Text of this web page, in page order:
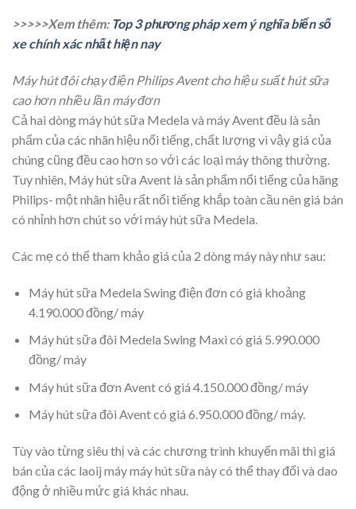
>>>>>Xem thêm: Top 3 phương pháp xem ý nghĩa biển số
xe chính xác nhất hiện nay
Máy hút đôi chạy điện Philips Avent cho hiệu suất hút sữa
cao hơn nhiều lần máy đơn
Cả hai dòng máy hút sữa Medela và máy Avent đều là sản
phẩm của các nhãn hiệu nổi tiếng, chất lượng vì vậy giá của
chúng cũng đều cao hơn so với các loại máy thông thường.
Tuy nhiên, Máy hút sữa Avent là sản phẩm nổi tiếng của hãng
Philips- một nhãn hiệu rất nổi tiếng khắp toàn cầu nên giá bán
có nhỉnh hơn chút so với máy hút sữa Medela.
Các mẹ có thể tham khảo giá của 2 dòng máy này như sau:
Máy hút sữa Medela Swing điện đơn có giá khoảng
4.190.000 đồng/ máy
Máy hút sữa đôi Medela Swing Maxi có giá 5.990.000
đồng/ máy
Máy hút sữa đơn Avent có giá 4.150.000 đồng/ máy
Máy hút sữa đôi Avent có giá 6.950.000 đồng/ máy.
Tùy vào từng siêu thị và các chương trình khuyến mãi thì giá
bán của các laoij máy máy hút sữa này có thể thay đổi và dao
động ở nhiều mức giá khác nhau.